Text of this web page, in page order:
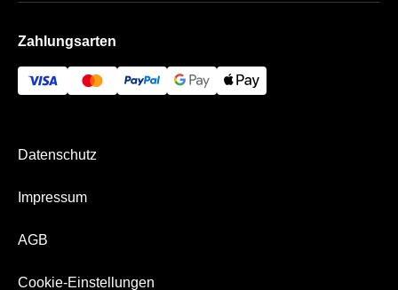
Hertha BSC Business App
Zahlungsarten
Datenschutz
Impressum
AGB
Cookie-Einstellungen